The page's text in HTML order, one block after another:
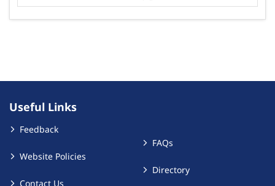
Useful Links
Feedback
Website Policies
Contact Us
FAQs
Directory